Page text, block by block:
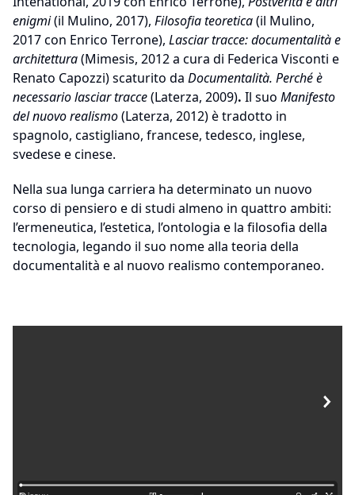
enigmi(il Mulino, 2017), Filosofia teoretica(il Mulino,
2017 con Enrico Terrone), Lasciar tracce: documentalità e
architettura(Mimesis, 2012 a cura di Federica Visconti e
Renato Capozzi) scaturito da Documentalità. Perché è
necessario lasciar tracce(Laterza, 2009). Il suo Manifesto
del nuovo realismo(Laterza, 2012) è tradotto in
spagnolo, castigliano, francese, tedesco, inglese,
svedese e cinese.
Nella sua lunga carriera ha determinato un nuovo
corso di pensiero e di studi almeno in quattro ambiti:
l’ermeneutica, l’estetica, l’ontologia e la filosofia della
tecnologia, legando il suo nome alla teoria della
documentalità e al nuovo realismo contemporaneo.